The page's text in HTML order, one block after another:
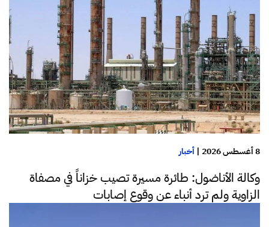
8 أغسطس 2026 | أخبار
وكالة الأناضول: طائرة مسيرة تصيب خزاناً في مصفاة
الزاوية ولم ترد أنباء عن وقوع إصابات